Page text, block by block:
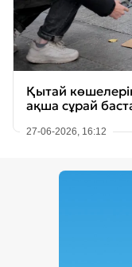
Қытай
ақша сұрай
27-06-2026, 16:12